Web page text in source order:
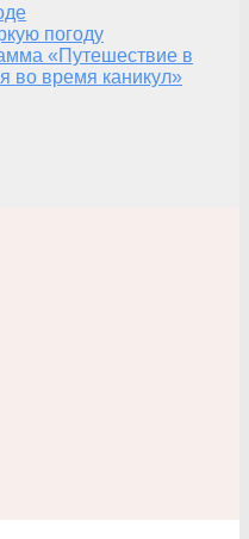
погоду
«Путешествие в
во время каникул»